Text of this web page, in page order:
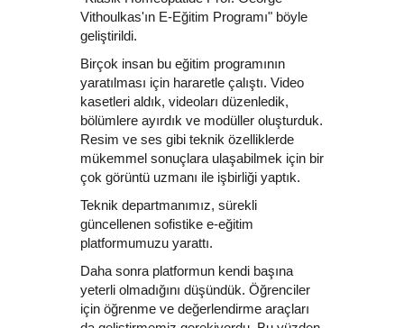
Vithoulkas'ın E-Eğitim Programı" böyle
geliştirildi.
Birçok insan bu eğitim programının
yaratılması için hararetle çalıştı. Video
kasetleri aldık, videoları düzenledik,
bölümlere ayırdık ve modüller oluşturduk.
Resim ve ses gibi teknik özelliklerde
mükemmel sonuçlara ulaşabilmek için bir
çok görüntü uzmanı ile işbirliği yaptık.
Teknik departmanımız, sürekli
güncellenen sofistike e-eğitim
platformumuzu yarattı.
Daha sonra platformun kendi başına
yeterli olmadığını düşündük. Öğrenciler
için öğrenme ve değerlendirme araçları